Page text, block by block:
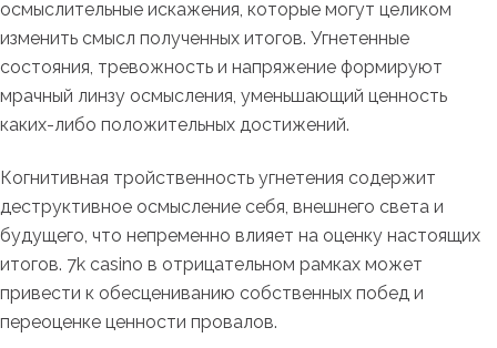
осмыслительные искажения, которые могут целиком
изменить смысл полученных итогов. Угнетенные
состояния, тревожность и напряжение формируют
мрачный линзу осмысления, уменьшающий ценность
каких-либо положительных достижений.
Когнитивная тройственность угнетения содержит
деструктивное осмысление себя, внешнего света и
будущего, что непременно влияет на оценку настоящих
итогов. 7k casino в отрицательном рамках может
привести к обесцениванию собственных побед и
переоценке ценности провалов.